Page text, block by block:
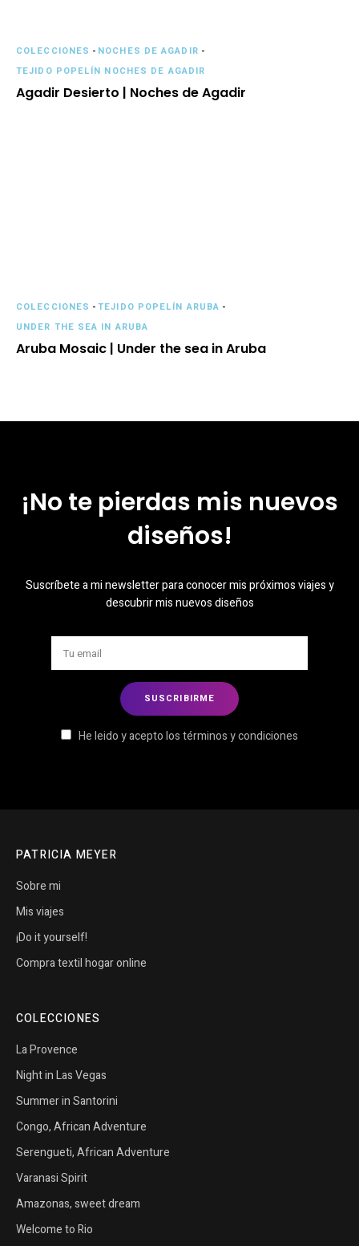
COLECCIONES - NOCHES DE AGADIR -
TEJIDO POPELÍN NOCHES DE AGADIR
Agadir Desierto | Noches de Agadir
COLECCIONES -TEJIDO POPELÍN ARUBA -
UNDER THE SEA IN ARUBA
Aruba Mosaic | Under the sea in Aruba
¡No te pierdas mis nuevos
diseños!
Suscríbete a mi newsletter para conocer mis próximos viajes y
descubrir mis nuevos diseños
He leido y acepto los términos y condiciones
PATRICIA MEYER
Sobre mi
Mis viajes
¡Do it yourself!
Compra textil hogar online
COLECCIONES
La Provence
Night in Las Vegas
Summer in Santorini
Congo, African Adventure
Serengueti, African Adventure
Varanasi Spirit
Amazonas, sweet dream
Welcome to Rio